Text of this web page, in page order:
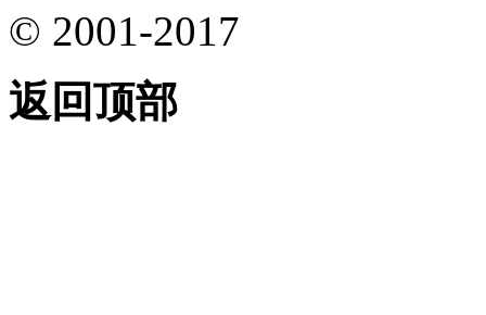
© 2001-2017
返回顶部